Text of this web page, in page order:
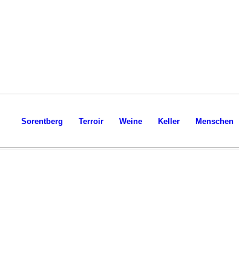
Sorentberg Terroir Weine Keller Menschen